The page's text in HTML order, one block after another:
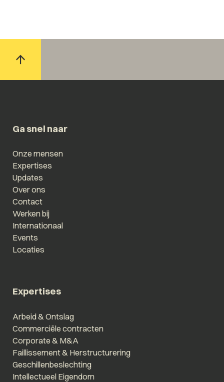
Ga snel naar
Onze mensen
Expertises
Updates
Over ons
Contact
Werken bij
Internationaal
Events
Locaties
Expertises
Arbeid & Ontslag
Commerciële contracten
Corporate & M&A
Faillissement & Herstructurering
Geschillenbeslechting
Intellectueel Eigendom